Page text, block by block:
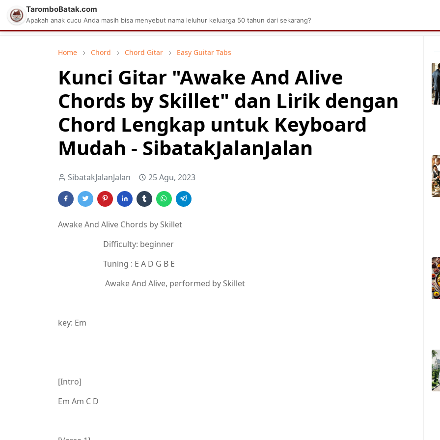
Matius Celcius Sinaga Aplikasi Pabrik Kelapa Sawit Tarombo Batak
Home Chord Chord Gitar Easy Guitar Tabs
Kunci Gitar "Awake And Alive
Chords by Skillet" dan Lirik dengan
Chord Lengkap untuk Keyboard
Mudah - SibatakJalanJalan
SibatakJalanJalan 25 Agu, 2023
Awake And Alive Chords by Skillet
Difficulty: beginner
Tuning : E A D G B E
Awake And Alive, performed by Skillet
key: Em
[Intro]
Em Am C D
TaromboBatak.com
Apakah anak cucu Anda masih bisa menyebut nama leluhur keluarga 50 tahun dari sekarang?